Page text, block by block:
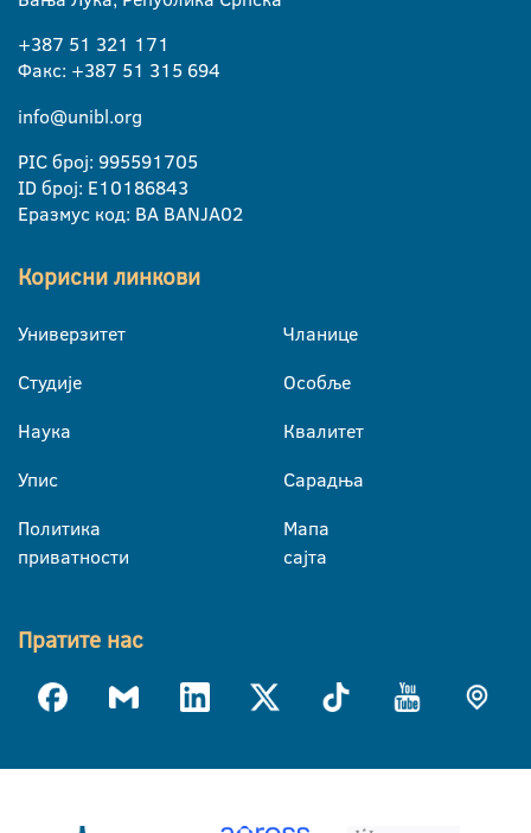
+387 51 321 171
Факс: +387 51 315 694
info@unibl.org
PIC број: 995591705
ID број: E10186843
Еразмус код: BA BANJA02
Корисни линкови
Универзитет
Студије
Наука
Упис
Политика
приватности
Чланице
Особље
Квалитет
Сарадња
Мапа
сајта
Пратите нас